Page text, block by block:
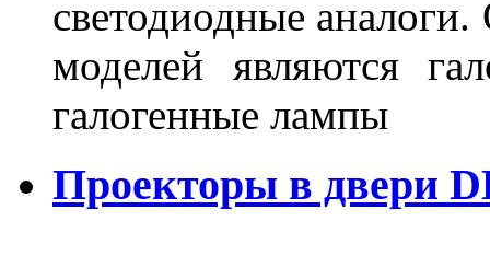
светодиодные
моделей являются
галогенные лампы
Проекторы в двери